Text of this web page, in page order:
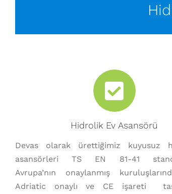
Hidrolik Ev Asansörü
Devas olarak ürettiğimiz kuyusuz
asansörleri TS EN 81-41
Avrupa’nın onaylanmış
Adriatic onaylı ve CE işareti